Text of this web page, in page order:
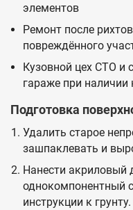
элементов
Ремонт после
повреждённого
Кузовной цех СТО и
гараже при наличии
Подготовка
Удалить старое
зашпаклевать и
Нанести акриловый
однокомпонентный
инструкции к грунту.